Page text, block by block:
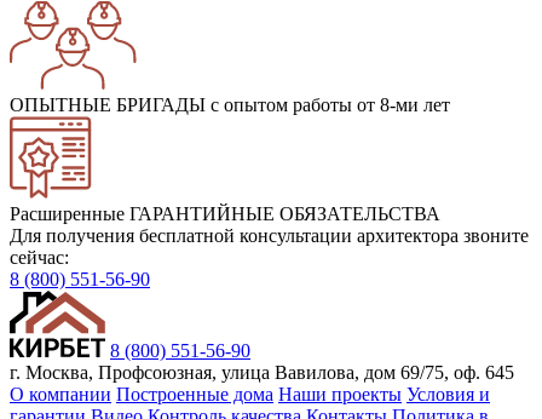
ОПЫТНЫЕ БРИГАДЫ с опытом работы от 8-ми лет
Расширенные ГАРАНТИЙНЫЕ ОБЯЗАТЕЛЬСТВА
Для получения бесплатной консультации архитектора звоните
сейчас:
8 (800) 551-56-90
8 (800) 551-56-90
г. Москва, Профсоюзная, улица Вавилова, дом 69/75, оф. 645
О компании Построенные дома Наши проекты Условия и